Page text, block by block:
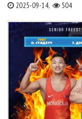
2025-09-14, 504